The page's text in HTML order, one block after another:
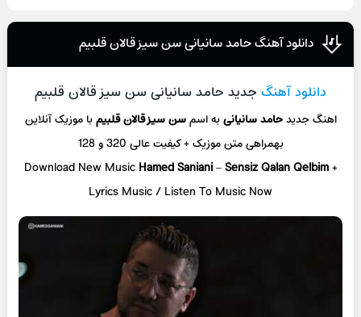
دانلود آهنگ حامد سانیانی سن سیز قالان قلبیم
دانلود آهنگ جدید حامد سانیانی سن سیز قالان قلبیم
اهنگ جدیدحامد سانیانیبه اسمسن سیز قالان قلبیمبا موزیک آنلاین
بهمراهی متن موزیک + کیفیت عالی 320 و 128
Download New Music Hamed Saniani–Sensiz Qalan Qelbim+
Lyrics Music / Listen To Music Now